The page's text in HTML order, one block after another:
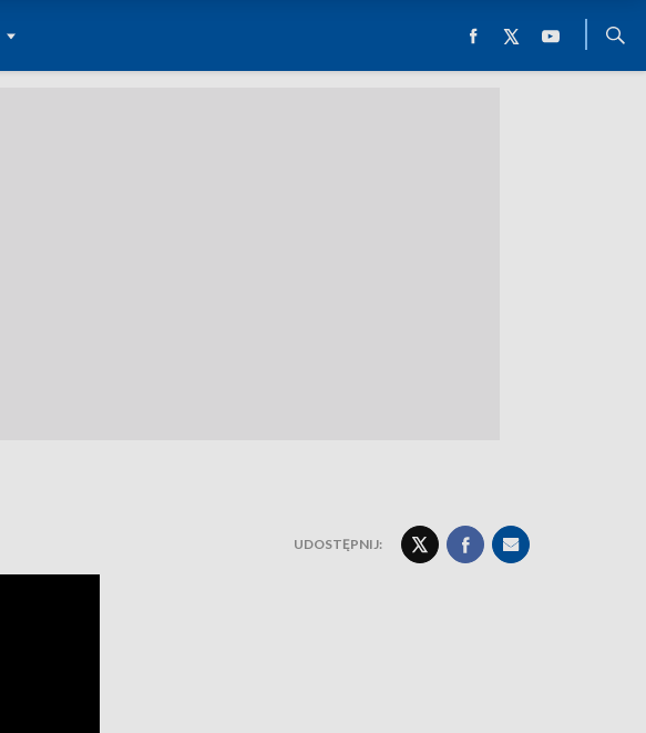
UDOSTĘPNIJ: